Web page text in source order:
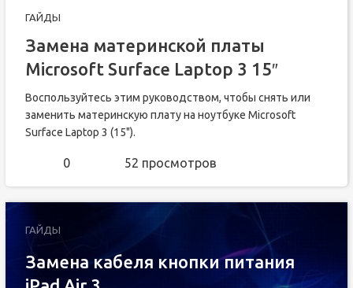
ГАЙДЫ
Замена материнской платы
Microsoft Surface Laptop 3 15″
Воспользуйтесь этим руководством, чтобы снять или
заменить материнскую плату на ноутбуке Microsoft
Surface Laptop 3 (15").
0 52 просмотров
ГАЙДЫ
Замена кабеля кнопки питания